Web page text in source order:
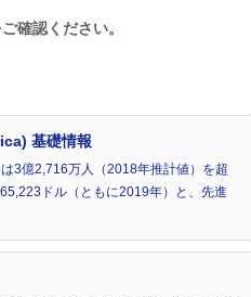
確認ください。
基礎情報
3億2,716万人（2018年推計値）を超
ドル（ともに2019年）と、先進